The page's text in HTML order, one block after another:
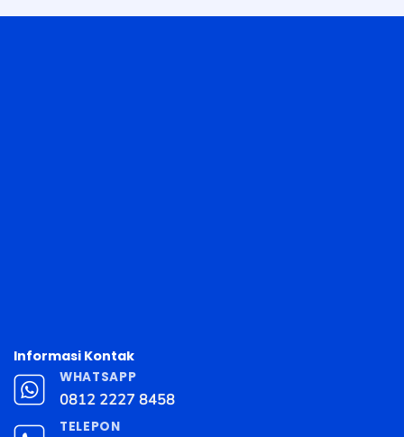
Informasi Kontak
WHATSAPP
0812 2227 8458
TELEPON